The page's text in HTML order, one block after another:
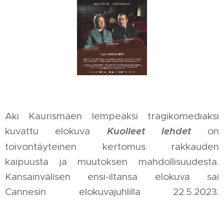
Aki Kaurismäen lempeäksi tragikomediaksi
kuvattu elokuva Kuolleet lehdet on
toivontäyteinen kertomus rakkauden
kaipuusta ja muutoksen mahdollisuudesta.
Kansainvälisen ensi-iltansa elokuva sai
Cannesin elokuvajuhlilla 22.5.2023.